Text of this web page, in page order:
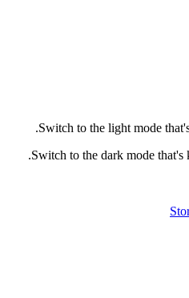
Switch to the light mode
Switch to the dark mode that's